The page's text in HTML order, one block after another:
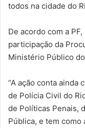
todos na cidade do
De acordo com a
participação da
Ministério Público
“A ação conta ainda
de Polícia Civil do
de Políticas Penais,
Pública, e tem